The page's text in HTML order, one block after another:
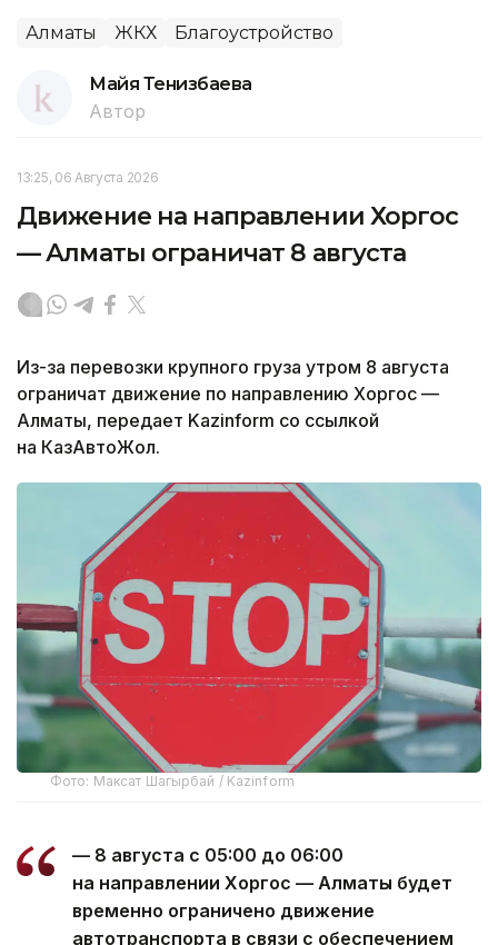
Алматы ЖКХ Благоустройство
Майя Тенизбаева
Автор
13:25, 06 Августа 2026
Движение на направлении Хоргос
— Алматы ограничат 8 августа
Из-за перевозки крупного груза утром 8 августа
ограничат движение по направлению Хоргос —
Алматы, передает Kazinform со ссылкой
на КазАвтоЖол.
Фото: Максат Шагырбай / Kazinform
— 8 августа с 05:00 до 06:00
на направлении Хоргос — Алматы будет
временно ограничено движение
автотранспорта в связи с обеспечением